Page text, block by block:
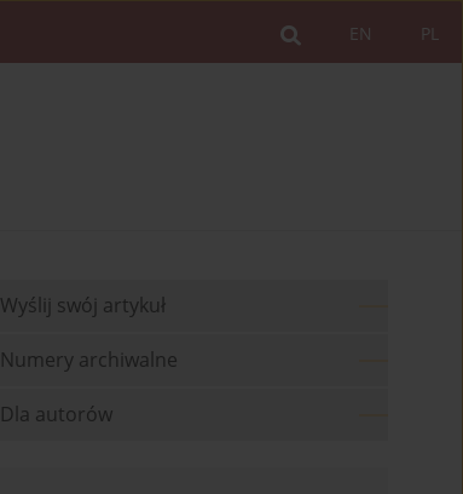
PL
EN
Wyślij swój artykuł
Numery archiwalne
Dla autorów